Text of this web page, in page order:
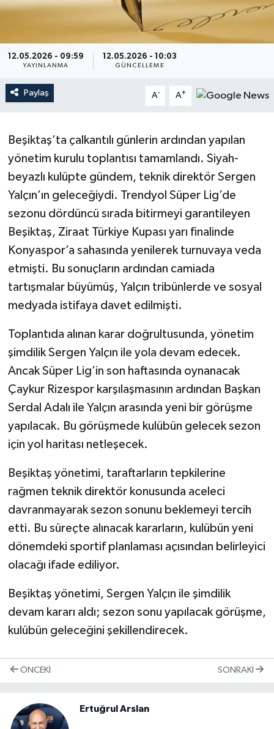
12.05.2026 - 09:59
YAYINLANMA
12.05.2026 - 10:03
GÜNCELLEME
Paylaş A- A+
Beşiktaş’ta çalkantılı günlerin ardından yapılan
yönetim kurulu toplantısı tamamlandı. Siyah-
beyazlı kulüpte gündem, teknik direktör Sergen
Yalçın’ın geleceğiydi. Trendyol Süper Lig’de
sezonu dördüncü sırada bitirmeyi garantileyen
Beşiktaş, Ziraat Türkiye Kupası yarı finalinde
Konyaspor’a sahasında yenilerek turnuvaya veda
etmişti. Bu sonuçların ardından camiada
tartışmalar büyümüş, Yalçın tribünlerde ve sosyal
medyada istifaya davet edilmişti.
Toplantıda alınan karar doğrultusunda, yönetim
şimdilik Sergen Yalçın ile yola devam edecek.
Ancak Süper Lig’in son haftasında oynanacak
Çaykur Rizespor karşılaşmasının ardından Başkan
Serdal Adalı ile Yalçın arasında yeni bir görüşme
yapılacak. Bu görüşmede kulübün gelecek sezon
için yol haritası netleşecek.
Beşiktaş yönetimi, taraftarların tepkilerine
rağmen teknik direktör konusunda aceleci
davranmayarak sezon sonunu beklemeyi tercih
etti. Bu süreçte alınacak kararların, kulübün yeni
dönemdeki sportif planlaması açısından belirleyici
olacağı ifade ediliyor.
Beşiktaş yönetimi, Sergen Yalçın ile şimdilik
devam kararı aldı; sezon sonu yapılacak görüşme,
kulübün geleceğini şekillendirecek.
ÖNCEKI SONRAKI
Ertuğrul Arslan